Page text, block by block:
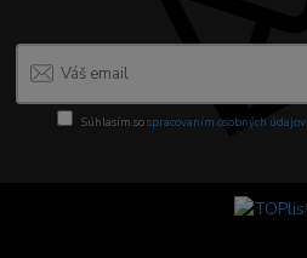
Súhlasím sospracovaním osobných údajov